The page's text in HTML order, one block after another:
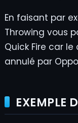
En faisant par
Throwing vous
Quick Fire car
annulé par
EXEMPLE